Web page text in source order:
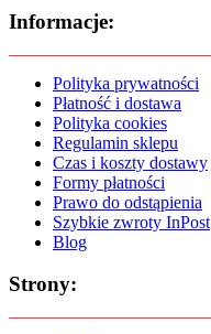
Informacje:
Polityka prywatności
Płatność i dostawa
Polityka cookies
Regulamin sklepu
Czas i koszty dostawy
Formy płatności
Prawo do odstąpienia
Szybkie zwroty InPost
Blog
Strony: